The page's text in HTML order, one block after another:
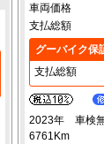
車両価格
支払総額
グーバイク保
支払総額
2023年 車検
6761Km